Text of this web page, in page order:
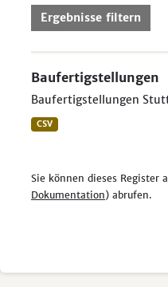
Ergebnisse filtern
Baufertigstellungen
Baufertigstellungen
CSV
Sie können dieses Register
Dokumentation) abrufen.